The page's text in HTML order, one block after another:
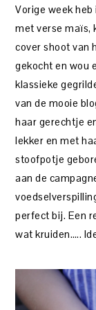
Vorige week
met verse maïs,
cover shoot van
gekocht en wou
klassieke
van de mooie
haar gerechtje
lekker en met
stoofpotje
aan de
perfect bij. Een
wat kruiden…..